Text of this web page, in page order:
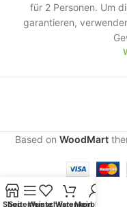
für 2 Personen. Um
garantieren,
Based on WoodMart
Shop
Seitenleiste
WunschlisteWarenkorbMein Konto